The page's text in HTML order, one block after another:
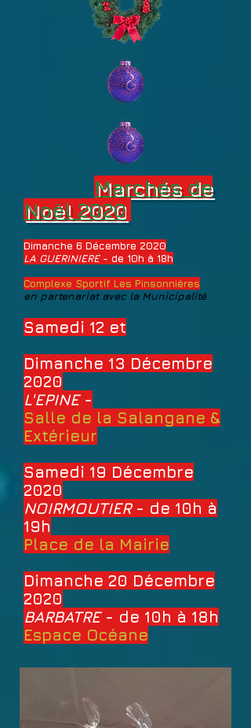
Marchés de
Noël 2020
Dimanche 6 Décembre 2020
LA GUERINIERE- de 10h à 18h
Complexe Sportif Les Pinsonnières
en partenariat avec la Municipalité
Samedi 12 et
Dimanche 13 Décembre
2020
L'EPINE-
Salle de la Salangane &
Extérieur
Samedi 19 Décembre
2020
NOIRMOUTIER- de 10h à
19h
Place de la Mairie
Dimanche 20 Décembre
2020
BARBATRE- de 10h à 18h
Espace Océane